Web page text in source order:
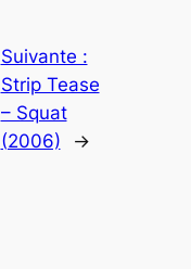
Suivante :
Strip Tease
– Squat
(2006)
→